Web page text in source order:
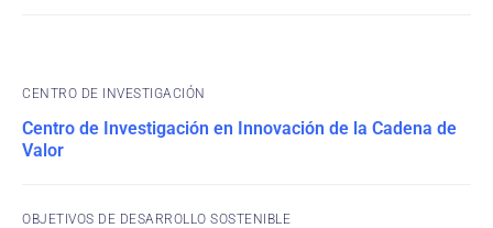
CENTRO DE INVESTIGACIÓN
Centro de Investigación en Innovación de la Cadena de
Valor
OBJETIVOS DE DESARROLLO SOSTENIBLE